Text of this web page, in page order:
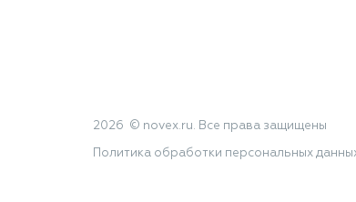
2026 © novex.ru. Все права защищены
Политика обработки персональных